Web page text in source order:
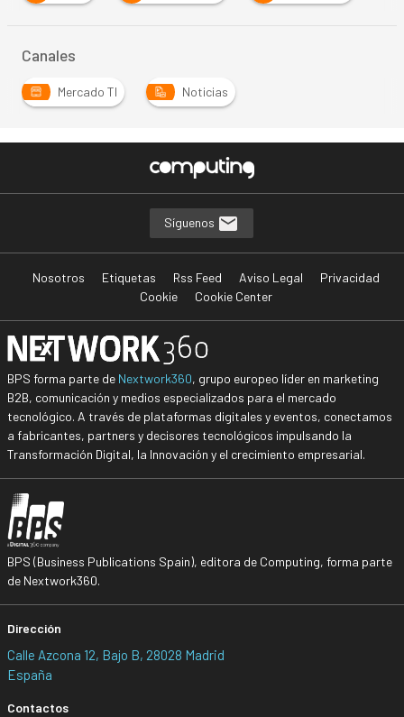
Canales
Mercado TI
Noticias
Síguenos
Nosotros Etiquetas Rss Feed Aviso Legal
Privacidad
Cookie
Cookie Center
BPS forma parte de Nextwork360, grupo europeo líder en marketing
B2B, comunicación y medios especializados para el mercado
tecnológico. A través de plataformas digitales y eventos, conectamos
a fabricantes, partners y decisores tecnológicos impulsando la
Transformación Digital, la Innovación y el crecimiento empresarial.
BPS (Business Publications Spain), editora de Computing, forma parte
de Nextwork360.
Dirección
Calle Azcona 12, Bajo B, 28028 Madrid
España
Contactos